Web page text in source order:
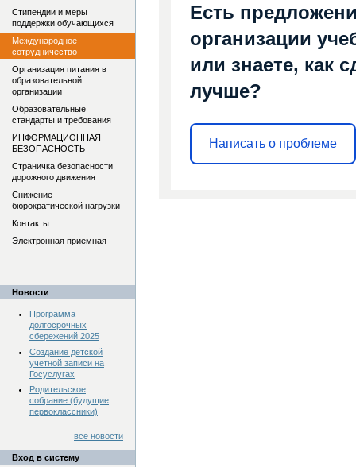
Есть
организации
или знаете, как
лучше?
Написать о проблеме
Стипендии и меры
поддержки обучающихся
Международное
сотрудничество
Организация питания в
образовательной
организации
Образовательные
стандарты и требования
ИНФОРМАЦИОННАЯ
БЕЗОПАСНОСТЬ
Страничка безопасности
дорожного движения
Снижение
бюрократической нагрузки
Контакты
Электронная приемная
Новости
Программа
долгосрочных
сбережений 2025
Создание детской
учетной записи на
Госуслугах
Родительское
собрание (будущие
первоклассники)
все новости
Вход в систему